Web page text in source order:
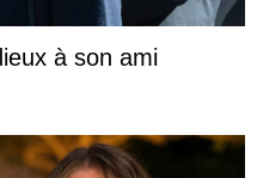
à son ami